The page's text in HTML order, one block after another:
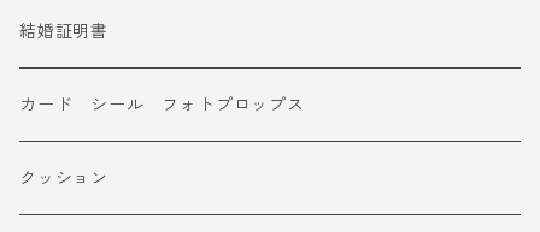
結婚証明書
カード シール フォトプロップス
クッション